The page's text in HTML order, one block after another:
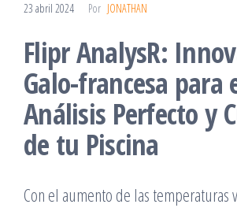
23 abril 2024 Por JONATHAN
Flipr AnalysR:
Galo-francesa para
Análisis Perfecto y
de tu Piscina
Con el aumento de las temperaturas